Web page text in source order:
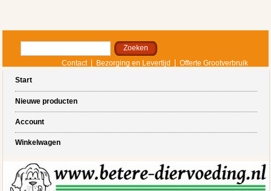
Contact Bezorging en Levertijd
Offerte Grootverbruik
Start
Nieuwe producten
Account
Winkelwagen